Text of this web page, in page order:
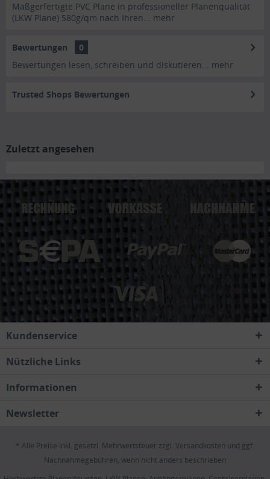
Maßgerfertigte PVC Plane in professioneller Planenqualität
(LKW Plane) 580g/qm nach Ihren... mehr
Bewertungen
0
Bewertungen lesen, schreiben und diskutieren... mehr
Trusted Shops Bewertungen
Zuletzt angesehen
Kundenservice
Nützliche Links
Informationen
Newsletter
* Alle Preise inkl. gesetzl. Mehrwertsteuer zzgl. Versandkosten und ggf.
Nachnahmegebühren, wenn nicht anders beschrieben